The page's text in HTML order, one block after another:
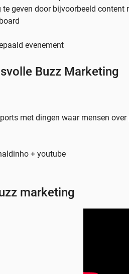
geven door bijvoorbeeld content
evenement
Buzz Marketing
met dingen waar mensen over
+ youtube
marketing